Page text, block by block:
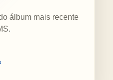
álbum mais recente